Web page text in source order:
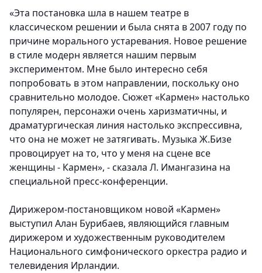
«Эта постановка шла в нашем театре в
классическом решении и была снята в 2007 году по
причине морального устаревания. Новое решение
в стиле модерн является нашим первым
экспериментом. Мне было интересно себя
попробовать в этом направлении, поскольку оно
сравнительно молодое. Сюжет «Кармен» настолько
популярен, персонажи очень харизматичны, и
драматургическая линия настолько экспрессивна,
что она не может не затягивать. Музыка Ж.Бизе
провоцирует на то, что у меня на сцене все
женщины - Кармен», - сказала Л. Имангазина на
специальной пресс-конференции.
Дирижером-постановщиком новой «Кармен»
выступил Алан Бурибаев, являющийся главным
дирижером и художественным руководителем
Национального симфонического оркестра радио и
телевидения Ирландии.